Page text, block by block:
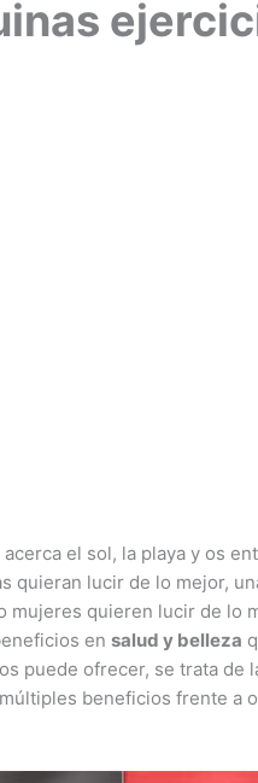
el sol, la playa y os
quieran lucir de lo mejor,
mujeres quieren lucir de lo
ensalud y belleza
puede ofrecer, se trata de
beneficios frente a